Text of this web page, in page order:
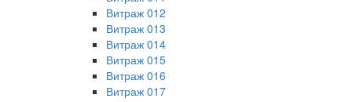
Витраж 012
Витраж 013
Витраж 014
Витраж 015
Витраж 016
Витраж 017